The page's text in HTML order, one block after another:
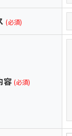
(必須)
容 (必須)